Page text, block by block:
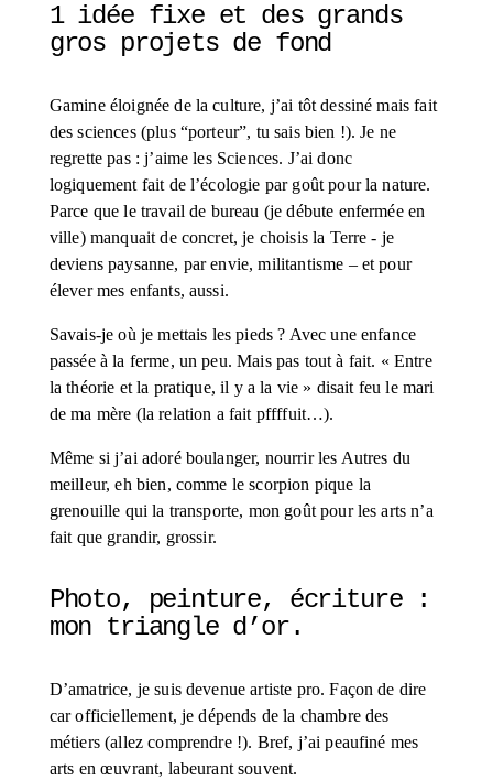
1 idée fixe et des grands
gros projets de fond
Gamine éloignée de la culture, j’ai tôt dessiné mais fait
des sciences (plus “porteur”, tu sais bien !). Je ne
regrette pas : j’aime les Sciences. J’ai donc
logiquement fait de l’écologie par goût pour la nature.
Parce que le travail de bureau (je débute enfermée en
ville) manquait de concret, je choisis la Terre - je
deviens paysanne, par envie, militantisme – et pour
élever mes enfants, aussi.
Savais-je où je mettais les pieds ? Avec une enfance
passée à la ferme, un peu. Mais pas tout à fait. « Entre
la théorie et la pratique, il y a la vie » disait feu le mari
de ma mère (la relation a fait pffffuit…).
Même si j’ai adoré boulanger, nourrir les Autres du
meilleur, eh bien, comme le scorpion pique la
grenouille qui la transporte, mon goût pour les arts n’a
fait que grandir, grossir.
Photo, peinture, écriture :
mon triangle d’or.
D’amatrice, je suis devenue artiste pro. Façon de dire
car officiellement, je dépends de la chambre des
métiers (allez comprendre !). Bref, j’ai peaufiné mes
arts en œuvrant, labeurant souvent.